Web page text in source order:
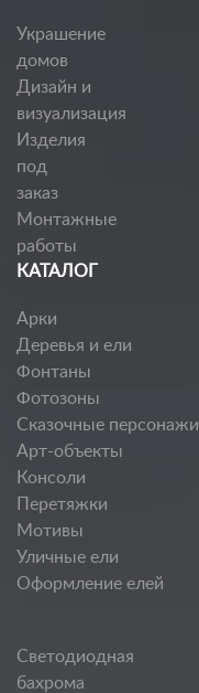
Украшение
домов
Дизайн и
визуализация
Изделия
под
заказ
Монтажные
работы
КАТАЛОГ
Арки
Деревья и ели
Фонтаны
Фотозоны
Сказочные персонажи
Арт-объекты
Консоли
Перетяжки
Мотивы
Уличные ели
Оформление елей
Светодиодная
бахрома